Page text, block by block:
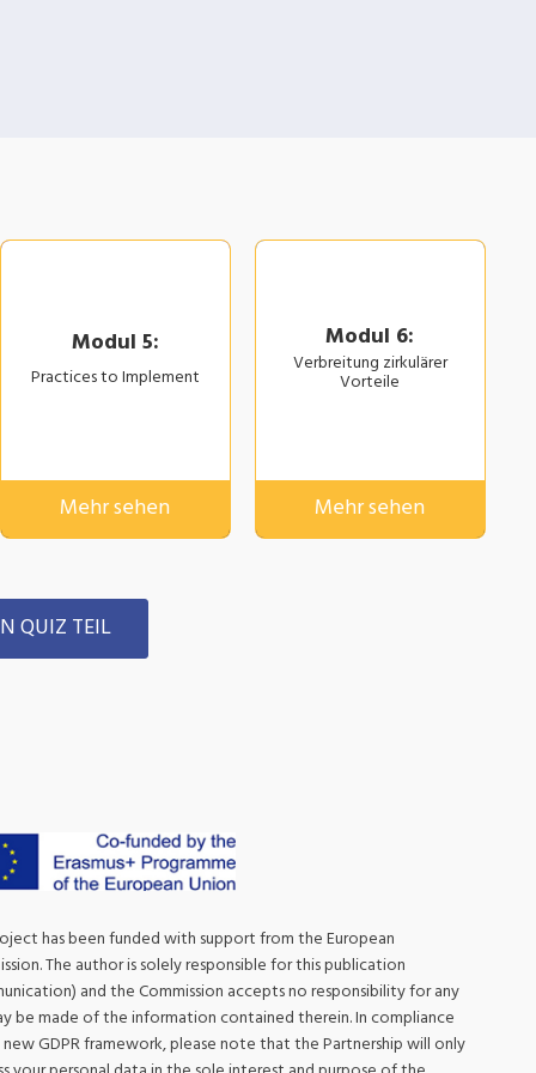
Modul 5:
Practices to Implement
Mehr sehen
Modul 6:
Verbreitung zirkulärer
Vorteile
Mehr sehen
QUIZ TEIL
has been funded with support from the European
The author is solely responsible for this publication
and the Commission accepts no responsibility for any
be made of the information contained therein. In compliance
GDPR framework, please note that the Partnership will only